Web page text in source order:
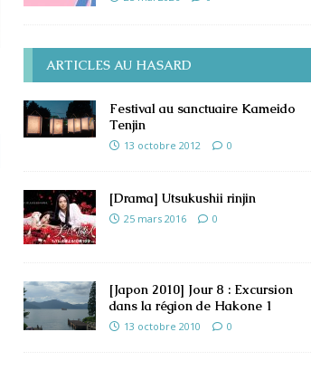
ARTICLES AU HASARD
Festival au sanctuaire Kameido
Tenjin
13 octobre 2012 0
[Drama] Utsukushii rinjin
25 mars 2016 0
[Japon 2010] Jour 8 : Excursion
dans la région de Hakone 1
13 octobre 2010 0